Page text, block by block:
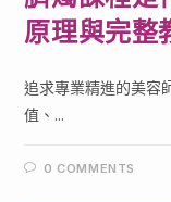
原理與完整
追求專業精進的美容
值、...
0 COMMENTS